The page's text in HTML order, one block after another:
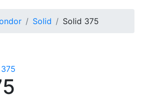
Solid Solid 375